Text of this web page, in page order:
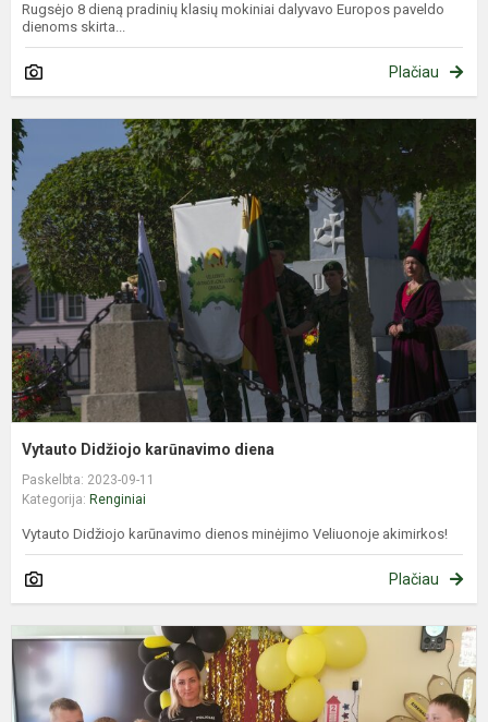
Rugsėjo 8 dieną pradinių klasių mokiniai dalyvavo Europos paveldo
dienoms skirta...
Plačiau
Vytauto Didžiojo karūnavimo diena
Paskelbta: 2023-09-11
Kategorija: Renginiai
Vytauto Didžiojo karūnavimo dienos minėjimo Veliuonoje akimirkos!
Plačiau